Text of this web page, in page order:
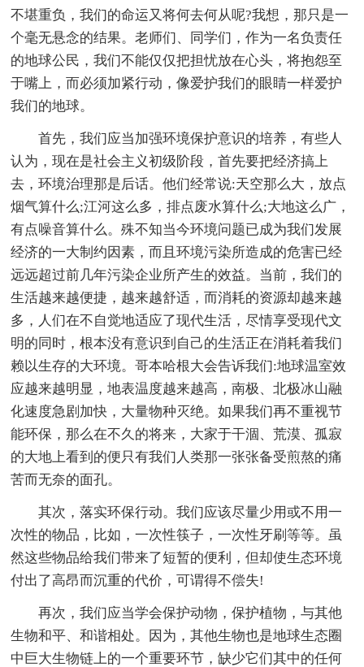
不堪重负，我们的命运又将何去何从呢?我想，那只是一
个毫无悬念的结果。老师们、同学们，作为一名负责任
的地球公民，我们不能仅仅把担忧放在心头，将抱怨至
于嘴上，而必须加紧行动，像爱护我们的眼睛一样爱护
我们的地球。
首先，我们应当加强环境保护意识的培养，有些人
认为，现在是社会主义初级阶段，首先要把经济搞上
去，环境治理那是后话。他们经常说:天空那么大，放点
烟气算什么;江河这么多，排点废水算什么;大地这么广，
有点噪音算什么。殊不知当今环境问题已成为我们发展
经济的一大制约因素，而且环境污染所造成的危害已经
远远超过前几年污染企业所产生的效益。当前，我们的
生活越来越便捷，越来越舒适，而消耗的资源却越来越
多，人们在不自觉地适应了现代生活，尽情享受现代文
明的同时，根本没有意识到自己的生活正在消耗着我们
赖以生存的大环境。哥本哈根大会告诉我们:地球温室效
应越来越明显，地表温度越来越高，南极、北极冰山融
化速度急剧加快，大量物种灭绝。如果我们再不重视节
能环保，那么在不久的将来，大家于干涸、荒漠、孤寂
的大地上看到的便只有我们人类那一张张备受煎熬的痛
苦而无奈的面孔。
其次，落实环保行动。我们应该尽量少用或不用一
次性的物品，比如，一次性筷子，一次性牙刷等等。虽
然这些物品给我们带来了短暂的便利，但却使生态环境
付出了高昂而沉重的代价，可谓得不偿失!
再次，我们应当学会保护动物，保护植物，与其他
生物和平、和谐相处。因为，其他生物也是地球生态圈
中巨大生物链上的一个重要环节，缺少它们其中的任何